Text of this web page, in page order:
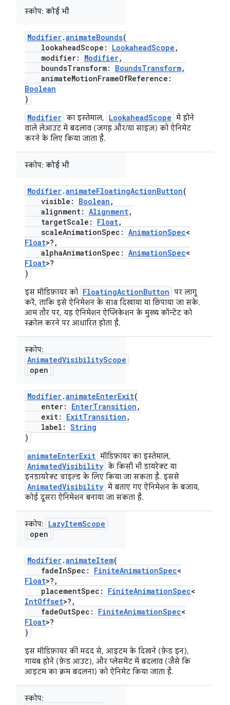
स्कोप: कोई भी
Modifier.animateBounds(
lookaheadScope: LookaheadScope ,
modifier: Modifier,
boundsTransform: BoundsTransform,
animateMotionFrameOfReference:
Boolean
)
Modifier का इस्तेमाल, LookaheadScope में होने
वाले लेआउट में बदलाव (जगह और/या साइज़) को ऐनिमेट
करने के लिए किया जाता है.
स्कोप: कोई भी
Modifier.animateFloatingActionButton(
visible: Boolean ,
alignment: Alignment,
targetScale: Float,
scaleAnimationSpec: AnimationSpec<
Float>?,
alphaAnimationSpec: AnimationSpec<
Float>?
)
इस मॉडिफ़ायर को FloatingActionButton पर लागू
करें, ताकि इसे ऐनिमेशन के साथ दिखाया या छिपाया जा सके.
आम तौर पर, यह ऐनिमेशन ऐप्लिकेशन के मुख्य कॉन्टेंट को
स्क्रोल करने पर आधारित होता है.
स्कोप:
AnimatedVisibilityScope
open
Modifier.animateEnterExit(
enter: EnterTransition ,
exit: ExitTransition ,
label: String
)
animateEnterExit मॉडिफ़ायर का इस्तेमाल,
AnimatedVisibility के किसी भी डायरेक्ट या
इनडायरेक्ट चाइल्ड के लिए किया जा सकता है. इससे
AnimatedVisibility में बताए गए ऐनिमेशन के बजाय,
कोई दूसरा ऐनिमेशन बनाया जा सकता है.
स्कोप:
LazyItemScope
open
Modifier.animateItem(
fadeInSpec: FiniteAnimationSpec<
Float>?,
placementSpec: FiniteAnimationSpec<
IntOffset>?,
fadeOutSpec: FiniteAnimationSpec<
Float>?
)
इस मॉडिफ़ायर की मदद से, आइटम के दिखने (फ़ेड इन),
गायब होने (फ़ेड आउट), और प्लेसमेंट में बदलाव (जैसे कि
आइटम का क्रम बदलना) को ऐनिमेट किया जाता है.
स्कोप: